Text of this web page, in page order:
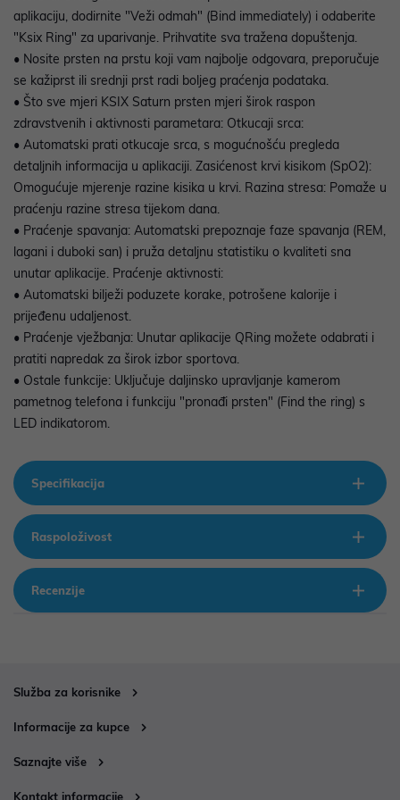
aplikaciju, dodirnite "Veži odmah" (Bind immediately) i odaberite
"Ksix Ring" za uparivanje. Prihvatite sva tražena dopuštenja.
• Nosite prsten na prstu koji vam najbolje odgovara, preporučuje
se kažiprst ili srednji prst radi boljeg praćenja podataka.
• Što sve mjeri KSIX Saturn prsten mjeri širok raspon
zdravstvenih i aktivnosti parametara: Otkucaji srca:
• Automatski prati otkucaje srca, s mogućnošću pregleda
detaljnih informacija u aplikaciji. Zasićenost krvi kisikom (SpO2):
Omogućuje mjerenje razine kisika u krvi. Razina stresa: Pomaže u
praćenju razine stresa tijekom dana.
• Praćenje spavanja: Automatski prepoznaje faze spavanja (REM,
lagani i duboki san) i pruža detaljnu statistiku o kvaliteti sna
unutar aplikacije. Praćenje aktivnosti:
• Automatski bilježi poduzete korake, potrošene kalorije i
prijeđenu udaljenost.
• Praćenje vježbanja: Unutar aplikacije QRing možete odabrati i
pratiti napredak za širok izbor sportova.
• Ostale funkcije: Uključuje daljinsko upravljanje kamerom
pametnog telefona i funkciju "pronađi prsten" (Find the ring) s
LED indikatorom.
Specifikacija
Raspoloživost
Recenzije
Služba za korisnike
Informacije za kupce
Saznajte više
Kontakt informacije